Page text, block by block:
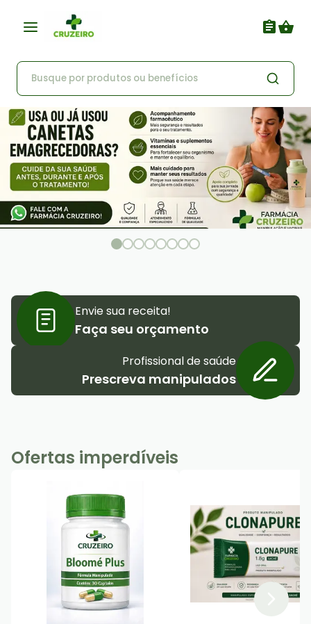
Envie sua receita!
Faça seu orçamento
Profissional de saúde
Prescreva manipulados
Ofertas imperdíveis